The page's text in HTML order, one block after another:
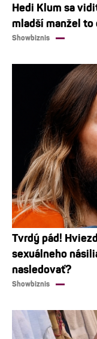
Hedi Klum sa
mladší manžel
Showbiznis
Tvrdý pád!
sexuálneho
nasledovať?
Showbiznis